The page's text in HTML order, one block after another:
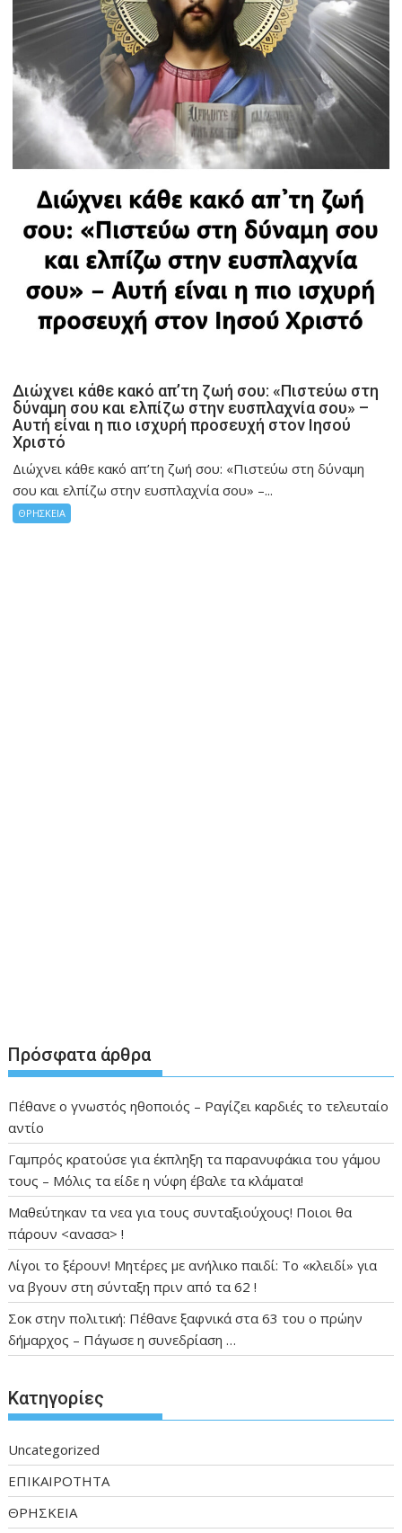
Διώχνει κάθε κακό απ’τη ζωή σου: «Πιστεύω στη
δύναμη σου και ελπίζω στην ευσπλαχνία σου» –
Αυτή είναι η πιο ισχυρή προσευχή στον Ιησού
Χριστό
Διώχνει κάθε κακό απ’τη ζωή σου: «Πιστεύω στη δύναμη
σου και ελπίζω στην ευσπλαχνία σου» –...
ΘΡΗΣΚΕΙΑ
Πρόσφατα άρθρα
Πέθανε ο γνωστός ηθοποιός – Ραγίζει καρδιές το τελευταίο
αντίο
Γαμπρός κρατούσε για έκπληξη τα παρανυφάκια του γάμου
τους – Μόλις τα είδε η νύφη έβαλε τα κλάματα!
Μαθεύτηκαν τα νεα για τους συνταξιούχους! Ποιοι θα
πάρουν <ανασα> !
Λίγοι το ξέρουν! Μητέρες με ανήλικο παιδί: Το «κλειδί» για
να βγουν στη σύνταξη πριν από τα 62 !
Σοκ στην πολιτική: Πέθανε ξαφνικά στα 63 του ο πρώην
δήμαρχος – Πάγωσε η συνεδρίαση …
Kατηγορίες
Uncategorized
ΕΠΙΚΑΙΡΟΤΗΤΑ
ΘΡΗΣΚΕΙΑ